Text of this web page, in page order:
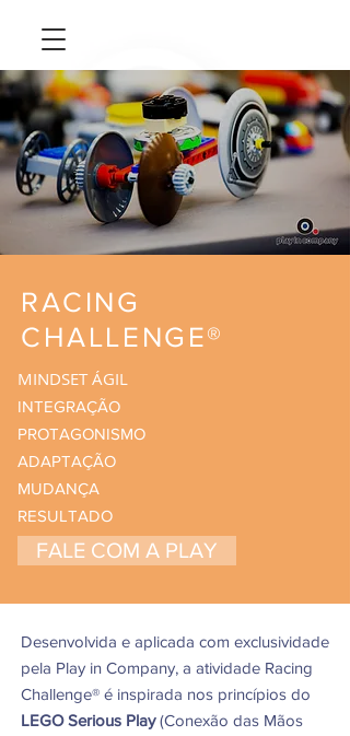
RACING
CHALLENGE®
MINDSET ÁGIL
INTEGRAÇÃO
PROTAGONISMO
ADAPTAÇÃO
MUDANÇA
RESULTADO
FALE COM A PLAY
Desenvolvida e aplicada com exclusividade
pela Play in Company, a atividade Racing
Challenge® é inspirada nos princípios do
LEGO Serious Play(Conexão das Mãos